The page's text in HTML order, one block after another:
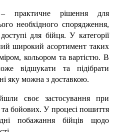
практичне рішення для
необхідного спорядження,
яке завжди буде у вільному доступі для бійця. У категорії
широкий асортимент таких
кольором та вартістю. В
відшукати та підібрати
яку можна з доставкою.
своє застосування при
та бойових. У процесі пошиття
побажання бійців щодо